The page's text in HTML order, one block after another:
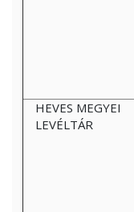
HEVES MEGYEI
LEVÉLTÁR